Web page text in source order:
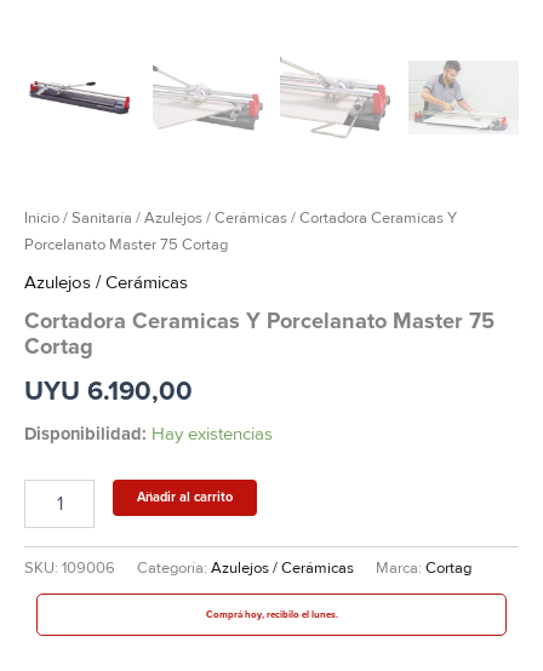
Inicio/Sanitaría /Azulejos / Cerámicas/ Cortadora Ceramicas Y
Porcelanato Master 75 Cortag
Azulejos / Cerámicas
Cortadora Ceramicas Y Porcelanato Master 75
Cortag
UYU 6.190,00
Disponibilidad: Hay existencias
Añadir al carrito
SKU: 109006 Categoría: Azulejos / Cerámicas Marca: Cortag
Comprá hoy, recibilo el lunes.